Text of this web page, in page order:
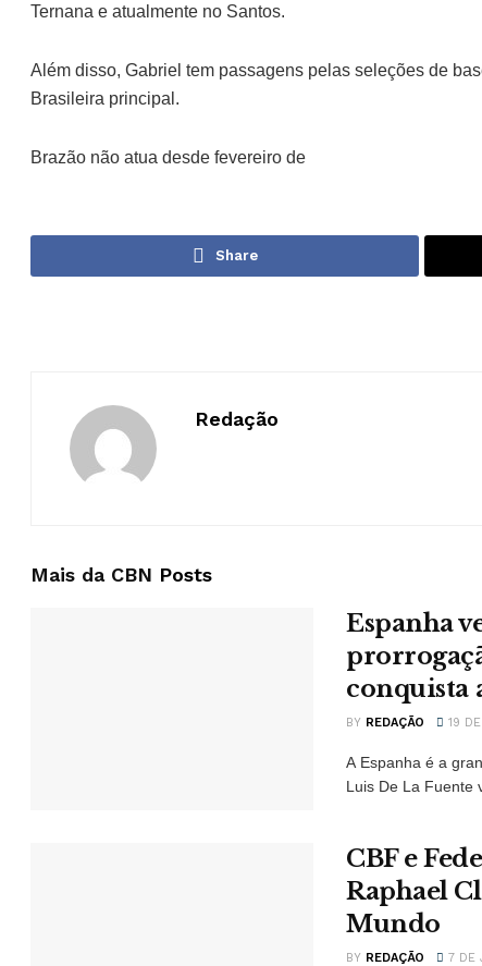
Ternana e atualmente no Santos.
Além disso, Gabriel tem passagens pelas seleções de
Brasileira principal.
Brazão não atua desde fevereiro de
Share
Redação
Mais da CBN Posts
Espanha
conquista
BY REDAÇÃO 19
A Espanha é a
Luis De La Fuente
CBF e
Raphael
Mundo
BY REDAÇÃO 7 DE